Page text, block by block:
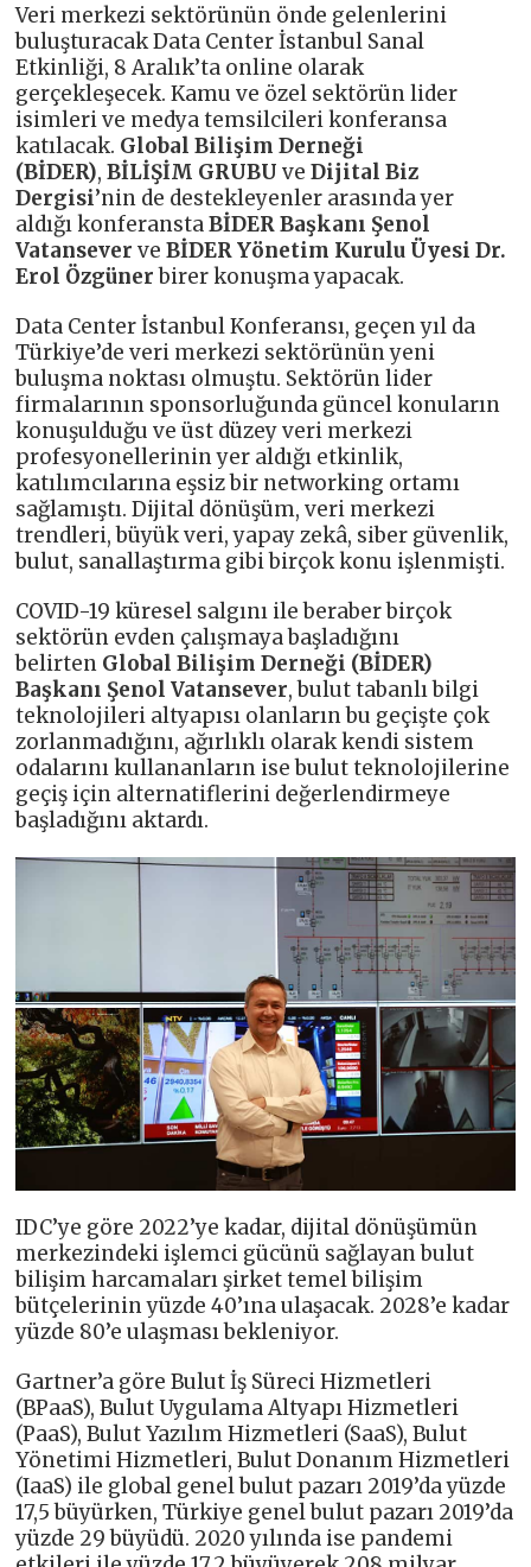
Veri merkezi sektörünün önde gelenlerini
buluşturacak Data Center İstanbul Sanal
Etkinliği, 8 Aralık’ta online olarak
gerçekleşecek. Kamu ve özel sektörün lider
isimleri ve medya temsilcileri konferansa
katılacak. Global Bilişim Derneği
(BİDER),BİLİŞİM GRUBU veDijital Biz
Dergisi’nin de destekleyenler arasında yer
aldığı konferanstaBİDER Başkanı Şenol
Vatansever veBİDER Yönetim Kurulu Üyesi Dr.
Erol Özgünerbirer konuşma yapacak.
Data Center İstanbul Konferansı, geçen yıl da
Türkiye’de veri merkezi sektörünün yeni
buluşma noktası olmuştu. Sektörün lider
firmalarının sponsorluğunda güncel konuların
konuşulduğu ve üst düzey veri merkezi
profesyonellerinin yer aldığı etkinlik,
katılımcılarına eşsiz bir networking ortamı
sağlamıştı. Dijital dönüşüm, veri merkezi
trendleri, büyük veri, yapay zekâ, siber güvenlik,
bulut, sanallaştırma gibi birçok konu işlenmişti.
COVID-19 küresel salgını ile beraber birçok
sektörün evden çalışmaya başladığını
belirten Global Bilişim Derneği (BİDER)
Başkanı Şenol Vatansever, bulut tabanlı bilgi
teknolojileri altyapısı olanların bu geçişte çok
zorlanmadığını, ağırlıklı olarak kendi sistem
odalarını kullananların ise bulut teknolojilerine
geçiş için alternatiflerini değerlendirmeye
başladığını aktardı.
IDC’ye göre 2022’ye kadar, dijital dönüşümün
merkezindeki işlemci gücünü sağlayan bulut
bilişim harcamaları şirket temel bilişim
bütçelerinin yüzde 40’ına ulaşacak. 2028’e kadar
yüzde 80’e ulaşması bekleniyor.
Gartner’a göre Bulut İş Süreci Hizmetleri
(BPaaS), Bulut Uygulama Altyapı Hizmetleri
(PaaS), Bulut Yazılım Hizmetleri (SaaS), Bulut
Yönetimi Hizmetleri, Bulut Donanım Hizmetleri
(IaaS) ile global genel bulut pazarı 2019’da yüzde
17,5 büyürken, Türkiye genel bulut pazarı 2019’da
yüzde 29 büyüdü. 2020 yılında ise pandemi